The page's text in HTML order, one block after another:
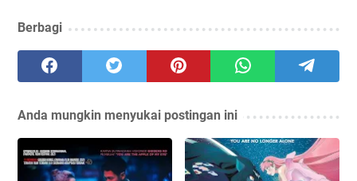
Berbagi
Anda mungkin menyukai postingan ini